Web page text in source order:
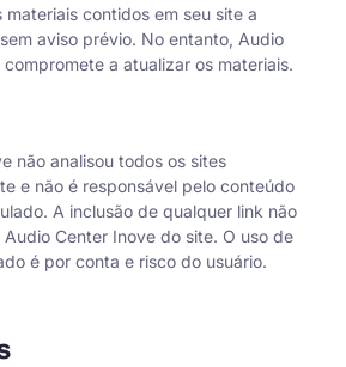
contidos em seu site a
aviso prévio. No entanto, Audio
a atualizar os materiais.
não analisou todos os sites
e não é responsável pelo conteúdo
A inclusão de qualquer link não
Center Inove do site. O uso de
é por conta e risco do usuário.